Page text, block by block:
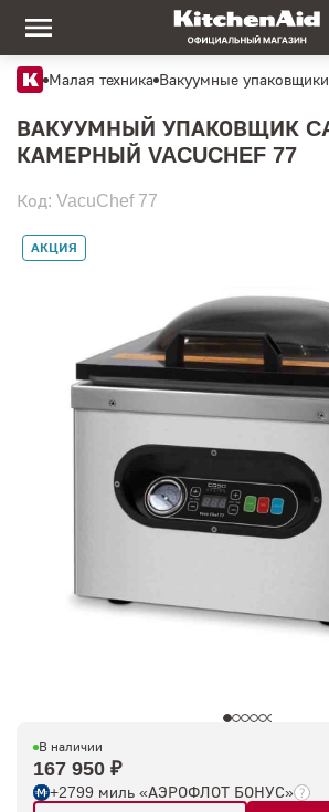
Малая техника Вакуумные упаковщики
ВАКУУМНЫЙ УПАКОВЩИК
КАМЕРНЫЙ VACUCHEF 77
Код: VacuChef 77
АКЦИЯ
В наличии
167 950 ₽
+2799 миль «АЭРОФЛОТ БОНУС»